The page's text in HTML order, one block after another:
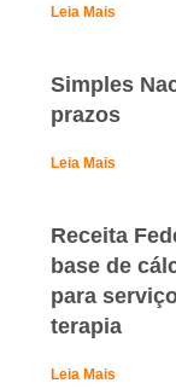
Leia Mais
Simples
prazos
Leia Mais
Receita
base de
para
terapia
Leia Mais